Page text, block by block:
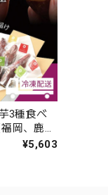
3種食べ
岡、鹿児
¥5,603